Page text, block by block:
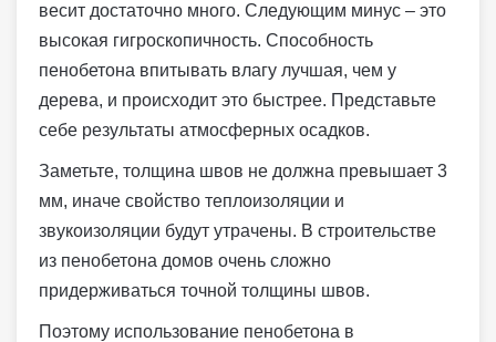
весит достаточно много. Следующим минус – это
высокая гигроскопичность. Способность
пенобетона впитывать влагу лучшая, чем у
дерева, и происходит это быстрее. Представьте
себе результаты атмосферных осадков.
Заметьте, толщина швов не должна превышает 3
мм, иначе свойство теплоизоляции и
звукоизоляции будут утрачены. В строительстве
из пенобетона домов очень сложно
придерживаться точной толщины швов.
Поэтому использование пенобетона в